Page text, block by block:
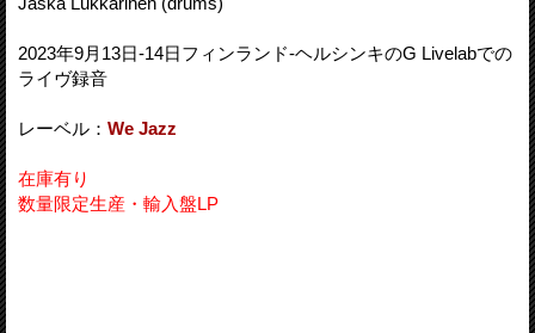
2023年9月13日-14日フィンランド-ヘルシンキのG Livelabでの
ライヴ録音
レーベル： We Jazz
在庫有り
数量限定生産・輸入盤LP